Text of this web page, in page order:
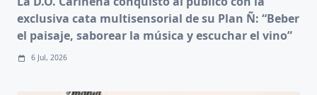
exclusiva cata multisensorial de su Plan Ñ: “Beber
el paisaje, saborear la música y escuchar el vino”
6 Jul, 2026